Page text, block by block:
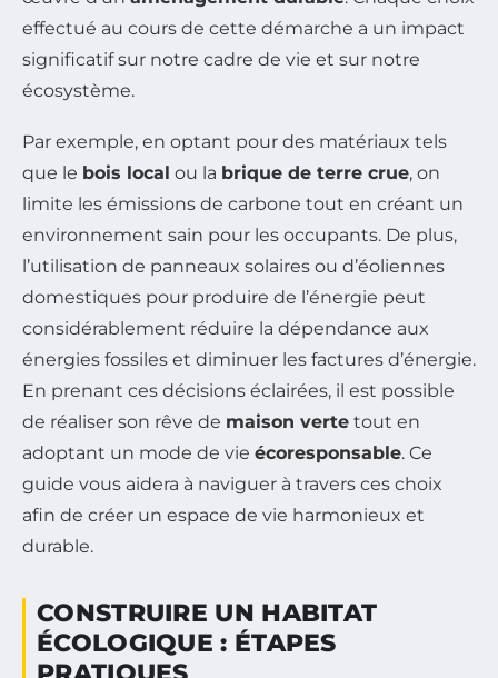
effectué au cours de cette démarche a un impact
significatif sur notre cadre de vie et sur notre
écosystème.
Par exemple, en optant pour des matériaux tels
que le bois local ou la brique de terre crue, on
limite les émissions de carbone tout en créant un
environnement sain pour les occupants. De plus,
l’utilisation de panneaux solaires ou d’éoliennes
domestiques pour produire de l’énergie peut
considérablement réduire la dépendance aux
énergies fossiles et diminuer les factures d’énergie.
En prenant ces décisions éclairées, il est possible
de réaliser son rêve de maison verte tout en
adoptant un mode de vie écoresponsable. Ce
guide vous aidera à naviguer à travers ces choix
afin de créer un espace de vie harmonieux et
durable.
CONSTRUIRE UN HABITAT
ÉCOLOGIQUE : ÉTAPES